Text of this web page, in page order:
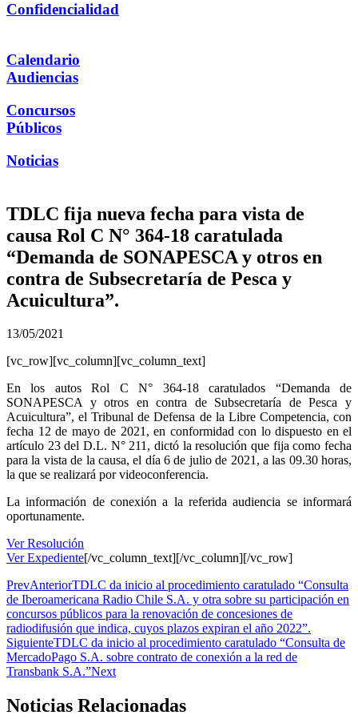
Confidencialidad
Calendario
Audiencias
Concursos
Públicos
Noticias
TDLC fija nueva fecha para vista de
causa Rol C N° 364-18 caratulada
“Demanda de SONAPESCA y otros en
contra de Subsecretaría de Pesca y
Acuicultura”.
13/05/2021
[vc_row][vc_column][vc_column_text]
En los autos Rol C N° 364-18 caratulados “Demanda de
SONAPESCA y otros en contra de Subsecretaría de Pesca y
Acuicultura”, el Tribunal de Defensa de la Libre Competencia, con
fecha 12 de mayo de 2021, en conformidad con lo dispuesto en el
artículo 23 del D.L. N° 211, dictó la resolución que fija como fecha
para la vista de la causa, el día 6 de julio de 2021, a las 09.30 horas,
la que se realizará por videoconferencia.
La información de conexión a la referida audiencia se informará
oportunamente.
Ver Resolución
Ver Expediente[/vc_column_text][/vc_column][/vc_row]
PrevAnteriorTDLC da inicio al procedimiento caratulado “Consulta
de Iberoamericana Radio Chile S.A. y otra sobre su participación en
concursos públicos para la renovación de concesiones de
radiodifusión que indica, cuyos plazos expiran el año 2022”.
SiguienteTDLC da inicio al procedimiento caratulado “Consulta de
MercadoPago S.A. sobre contrato de conexión a la red de
Transbank S.A.”Next
Noticias Relacionadas